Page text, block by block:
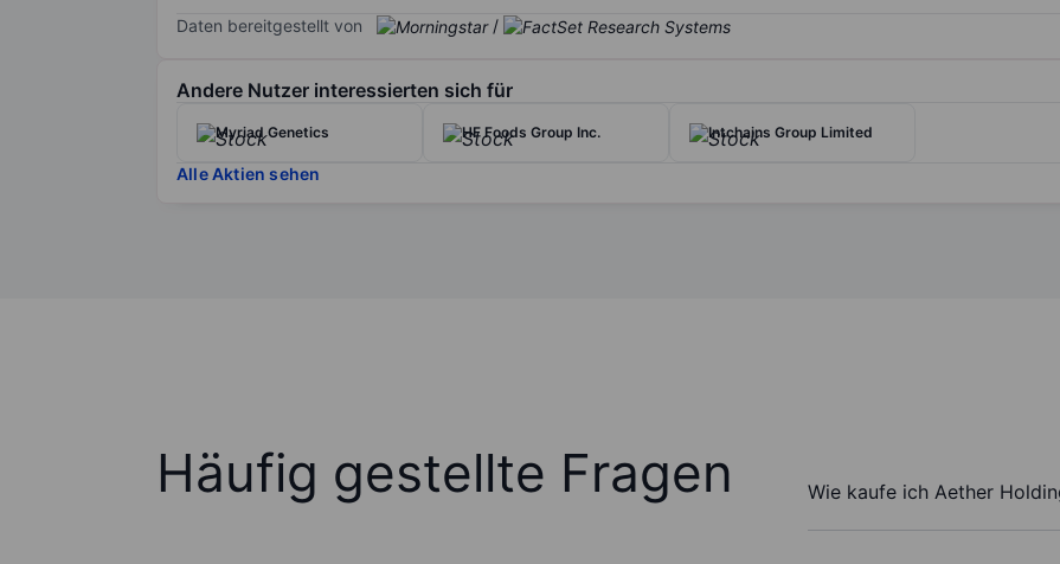
Daten bereitgestellt von /
Andere Nutzer interessierten sich für
Myriad Genetics HF Foods Group Inc. Intchains Group Limited
Alle Aktien sehen
Häufig gestellte Fragen Wie kaufe ich Aether